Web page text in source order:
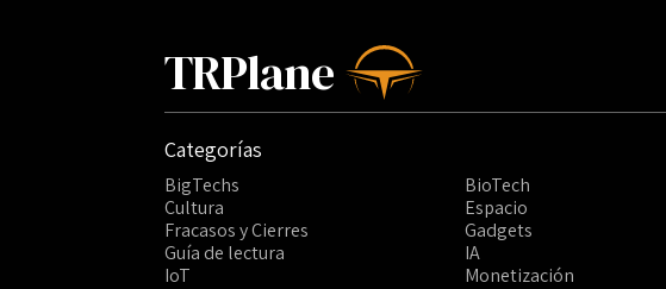
TRPlane
Categorías
BigTechs BioTech
Cultura
Espacio
Fracasos y Cierres
Gadgets
Guía de lectura
IA
IoT
Monetización